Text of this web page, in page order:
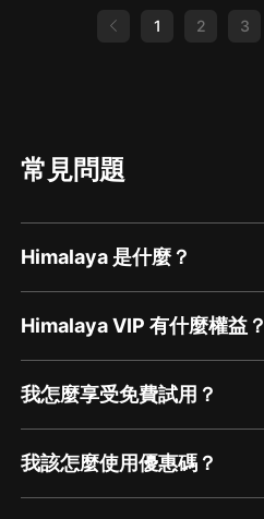
1 2 3
常見問題
Himalaya 是什麼？
Himalaya VIP 有什麼權益？
我怎麼享受免費試用？
我該怎麼使用優惠碼？